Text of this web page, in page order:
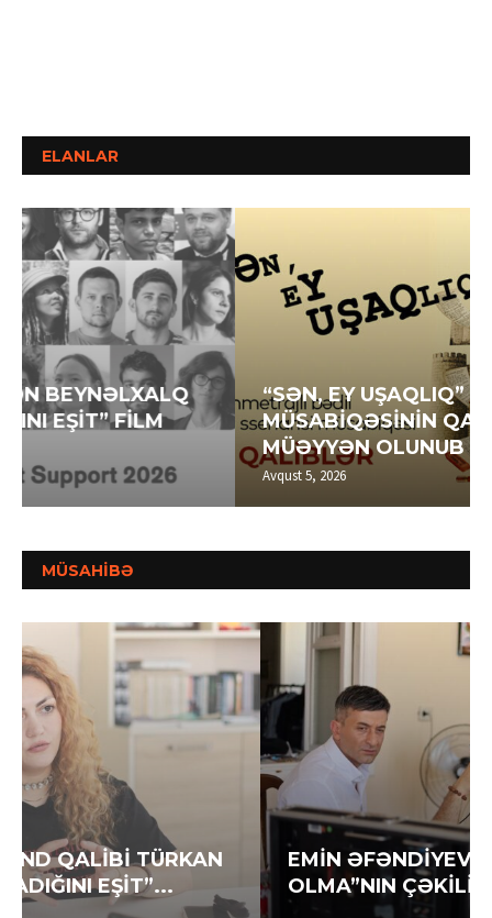
ELANLAR
“SƏN, EY UŞAQLIQ” SSENARİ
MÜSABİQƏSİNİN QALİBLƏRİ
MÜƏYYƏN OLUNUB
Avqust 5, 2026
MÜSAHİBƏ
EMİN ƏFƏNDİYEV YENİ FİLMİ “QEYB
OLMA”NIN ÇƏKİLİŞLƏRİNİ DAVAM...